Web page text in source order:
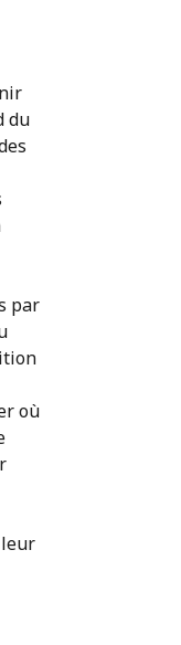
du
par
où
leur